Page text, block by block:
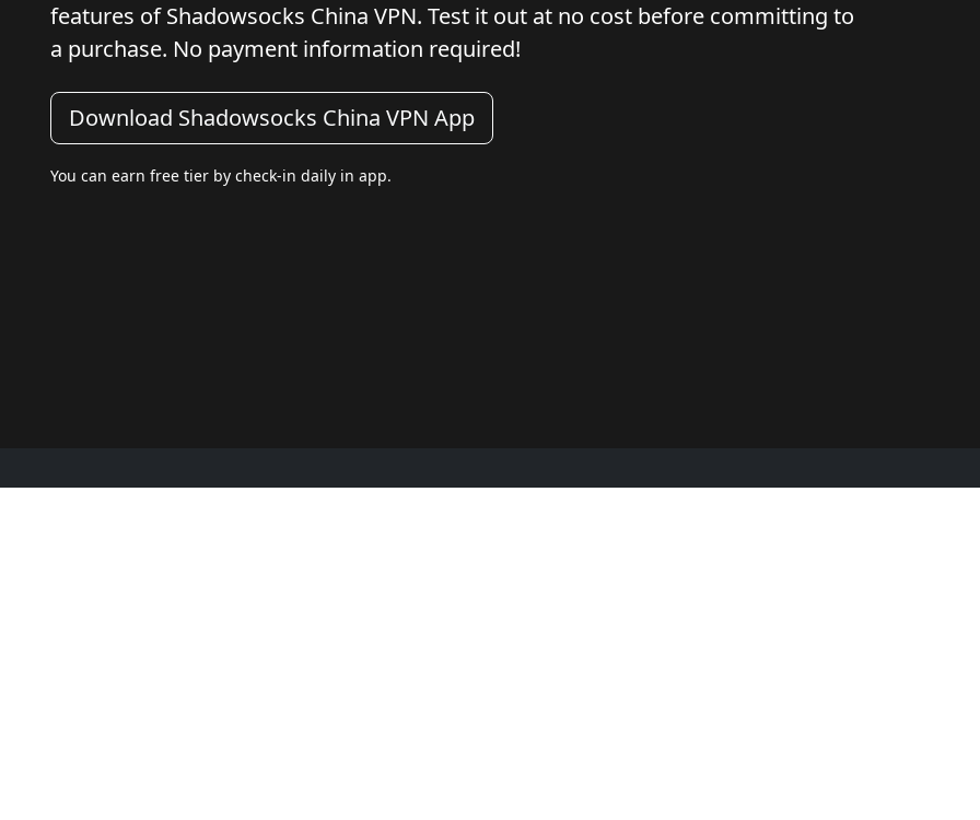
features of Shadowsocks China VPN. Test it out at no cost before committing to
a purchase. No payment information required!
Download Shadowsocks China VPN App
You can earn free tier by check-in daily in app.